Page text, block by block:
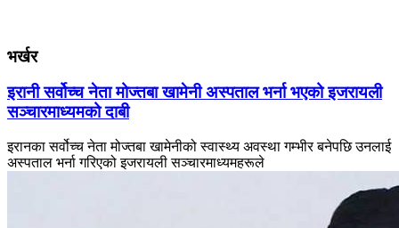
भर्खर
इरानी सर्वोच्च नेता मोज्तबा खामेनी अस्पताल भर्ना भएको इजरायली
सञ्चारमाध्यमको दाबी
इरानका सर्वोच्च नेता मोज्तबा खामेनीको स्वास्थ्य अवस्था गम्भीर बनेपछि उनलाई
अस्पताल भर्ना गरिएको इजरायली सञ्चारमाध्यमहरूले